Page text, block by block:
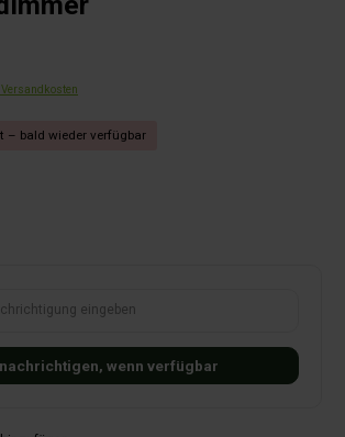
– bald wieder verfügbar
wenn verfügbar